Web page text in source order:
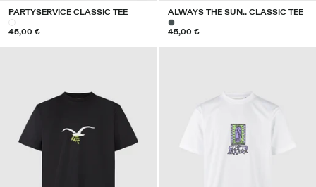
PARTYSERVICE CLASSIC TEE
45,00 €
ALWAYS THE SUN.. CLASSIC TEE
45,00 €